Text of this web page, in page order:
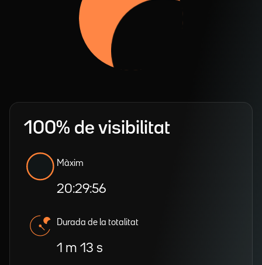
100% de visibilitat
Màxim
20:29:56
Durada de la totalitat
1 m 13 s